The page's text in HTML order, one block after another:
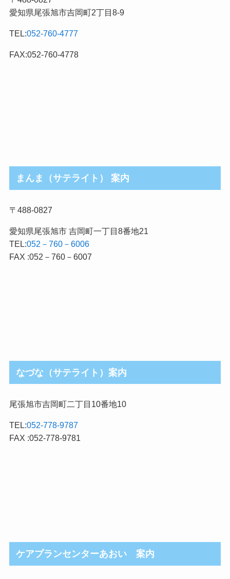
カ
ゴ
リ
愛知県尾張旭市吉岡町2丁目8-9
TEL:052-760-4777
FAX:052-760-4778
まんま（サテライト） 案内
〒488-0827
愛知県尾張旭市 吉岡町一丁目8番地21
TEL:052－760－6006
FAX :052－760－6007
なづな（サテライト）案内
尾張旭市吉岡町二丁目10番地10
TEL:052-778-9787
FAX :052-778-9781
ケアプランセンターあおい 案内